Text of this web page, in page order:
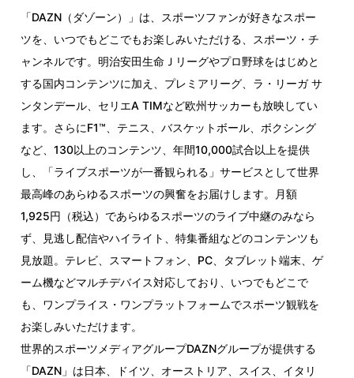
「DAZN（ダゾーン）」は、スポーツファンが好きなスポー
ツを、いつでもどこでもお楽しみいただける、スポーツ・チ
ャンネルです。明治安田生命Ｊリーグやプロ野球をはじめと
する国内コンテンツに加え、プレミアリーグ、ラ・リーガ サ
ンタンデール、セリエA TIMなど欧州サッカーも放映してい
ます。さらにF1™、テニス、バスケットボール、ボクシング
など、130以上のコンテンツ、年間10,000試合以上を提供
し、「ライブスポーツが一番観られる」サービスとして世界
最高峰のあらゆるスポーツの興奮をお届けします。月額
1,925円（税込）であらゆるスポーツのライブ中継のみなら
ず、見逃し配信やハイライト、特集番組などのコンテンツも
見放題。テレビ、スマートフォン、PC、タブレット端末、ゲ
ーム機などマルチデバイス対応しており、いつでもどこで
も、ワンプライス・ワンプラットフォームでスポーツ観戦を
お楽しみいただけます。
世界的スポーツメディアグループDAZNグループが提供する
「DAZN」は日本、ドイツ、オーストリア、スイス、イタリ